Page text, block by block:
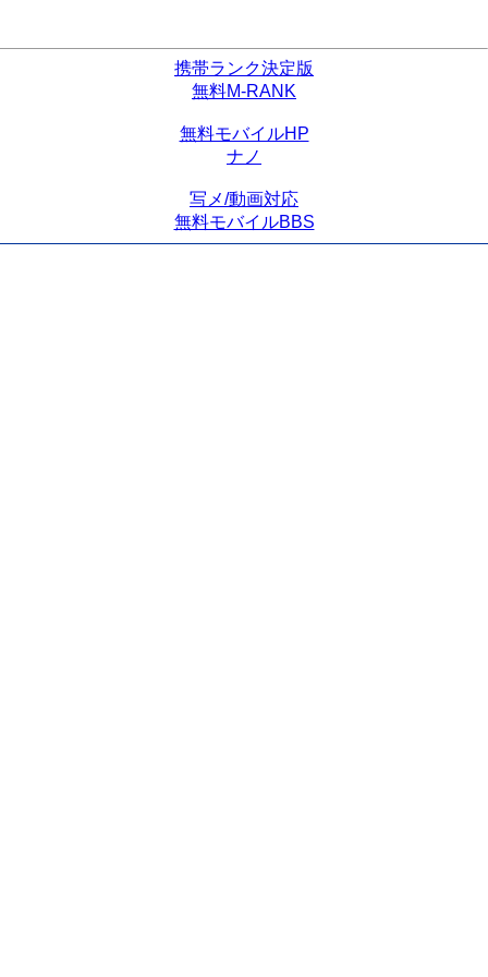
携帯ランク決定版
無料M-RANK
無料モバイルHP
ナノ
写メ/動画対応
無料モバイルBBS